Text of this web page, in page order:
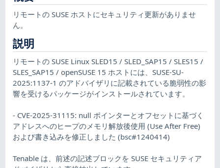
リモートの SUSE ホストにセキュリティ更新がありませ
ん。
説明
リモートの SUSE Linux SLED15 / SLED_SAP15 / SLES15 /
SLES_SAP15 / openSUSE 15 ホストには、SUSE-SU-
2025:1137-1 のアドバイザリに記載されている脆弱性の影
響を受けるパッケージがインストールされています。
- CVE-2025-31115: null ポインターとオフセットに基づく
アドレスへのヒープのメモリ解放後使用 (Use After Free)
および書き込みを修正しました (bsc#1240414)
Tenable は、前述の記述ブロックを SUSE セキュリティア